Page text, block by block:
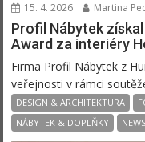
15. 4. 2026 Martina
Profil Nábytek
Award za interiéry
Firma Profil Nábytek z
veřejnosti v rámci
DESIGN & ARCHITEKTURA
NÁBYTEK & DOPLŇKY
NEWS